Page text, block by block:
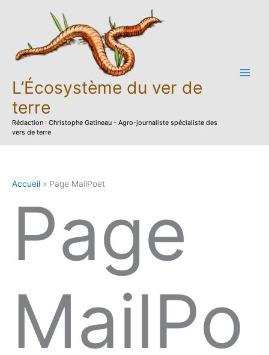
L’Écosystème du ver de
terre
Rédaction : Christophe Gatineau - Agro-journaliste spécialiste des
vers de terre
Accueil Page MailPoet
Page
MailPo